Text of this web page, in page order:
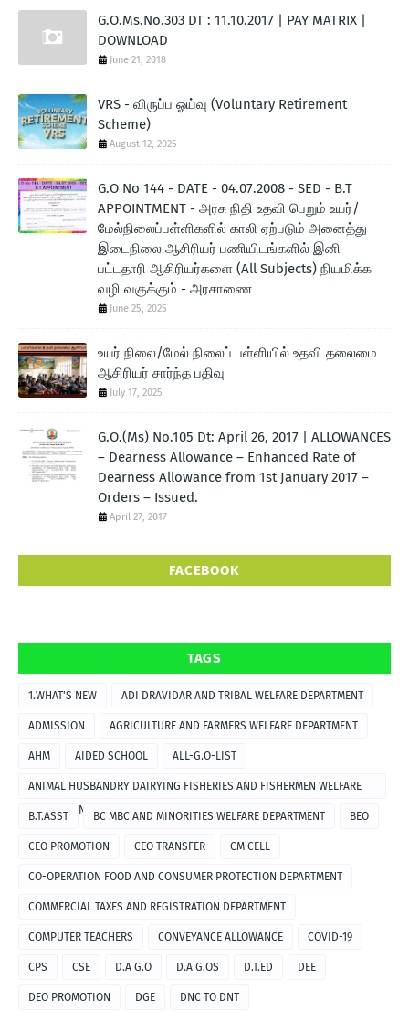
G.O.Ms.No.303 DT : 11.10.2017 | PAY MATRIX |
DOWNLOAD
June 21, 2018
VRS - விருப்ப ஓய்வு (Voluntary Retirement
Scheme)
August 12, 2025
G.O No 144 - DATE - 04.07.2008 - SED - B.T
APPOINTMENT - அரசு நிதி உதவி பெறும் உயர்/
மேல்நிலைப்பள்ளிகளில் காலி ஏற்படும் அனைத்து
இடைநிலை ஆசிரியர் பணியிடங்களில் இனி
பட்டதாரி ஆசிரியர்களை (All Subjects) நியமிக்க
வழி வகுக்கும் - அரசாணை
June 25, 2025
உயர் நிலை/மேல் நிலைப் பள்ளியில் உதவி தலைமை
ஆசிரியர் சார்ந்த பதிவு
July 17, 2025
G.O.(Ms) No.105 Dt: April 26, 2017 | ALLOWANCES
– Dearness Allowance – Enhanced Rate of
Dearness Allowance from 1st January 2017 –
Orders – Issued.
April 27, 2017
FACEBOOK
TAGS
1.WHAT'S NEW ADI DRAVIDAR AND TRIBAL WELFARE DEPARTMENT
ADMISSION AGRICULTURE AND FARMERS WELFARE DEPARTMENT
AHM AIDED SCHOOL ALL-G.O-LIST
ANIMAL HUSBANDRY DAIRYING FISHERIES AND FISHERMEN WELFARE
DEPARTMENT
B.T.ASST BC MBC AND MINORITIES WELFARE DEPARTMENT BEO
CEO PROMOTION CEO TRANSFER CM CELL
CO-OPERATION FOOD AND CONSUMER PROTECTION DEPARTMENT
COMMERCIAL TAXES AND REGISTRATION DEPARTMENT
COMPUTER TEACHERS CONVEYANCE ALLOWANCE COVID-19
CPS CSE D.A G.O D.A G.OS D.T.ED DEE
DEO PROMOTION DGE DNC TO DNT